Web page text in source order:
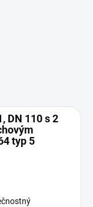
DN 110 s 2
typ 5